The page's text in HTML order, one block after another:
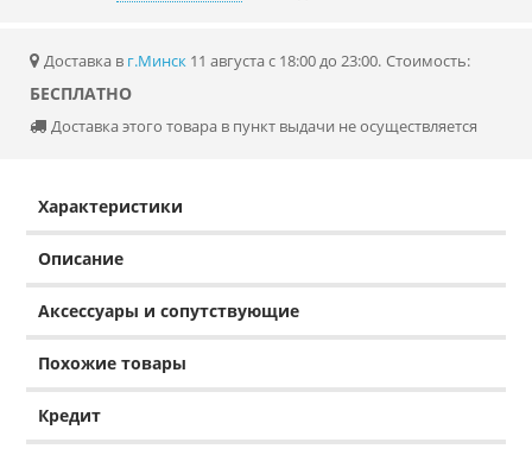
Доставка в г.Минск 11 августа с 18:00 до 23:00. Стоимость:
БЕСПЛАТНО
Доставка этого товара в пункт выдачи не осуществляется
Характеристики
Описание
Аксессуары и сопутствующие
Похожие товары
Кредит